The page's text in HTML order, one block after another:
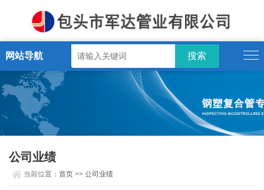
网站导航
公司业绩
当前位置：首页 >>公司业绩